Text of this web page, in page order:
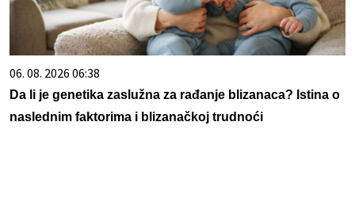
06. 08. 2026 06:38
Da li je genetika zaslužna za rađanje blizanaca? Istina o
naslednim faktorima i blizanačkoj trudnoći